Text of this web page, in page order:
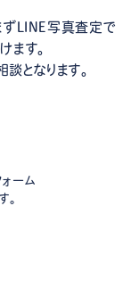
ずLINE写真査定で
ます。
となります。
ーム
。